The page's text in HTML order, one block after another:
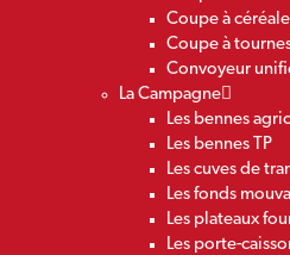
Coupe à
Coupe à
Convoyeur
La Campagne
Les bennes
Les bennes TP
Les cuves de
Les fonds
Les plateaux
Les porte-